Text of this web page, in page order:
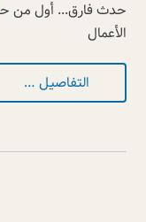
حدث فارق... أول من
الأعمال
التفاصيل …